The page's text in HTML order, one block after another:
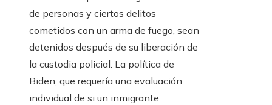
de personas y ciertos delitos
cometidos con un arma de fuego, sean
detenidos después de su liberación de
la custodia policial. La política de
Biden, que requería una evaluación
individual de si un inmigrante